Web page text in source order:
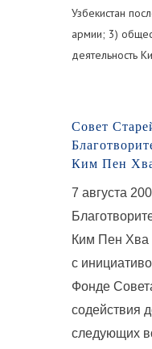
Узбекистан
армии; 3)
деятельность
Совет
Ким Пен
7 августа
Ким Пен Хва
с
Фонде
содействия
следующих